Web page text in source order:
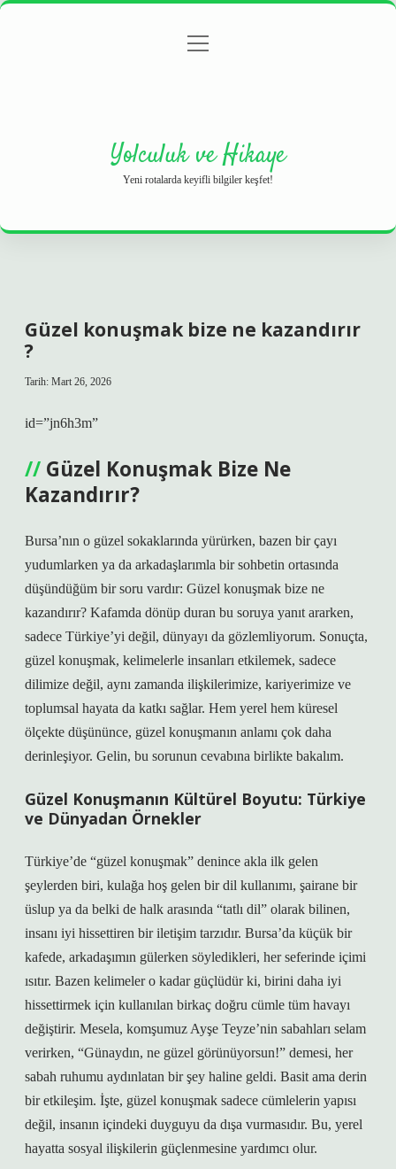
Gizlilik Politikası
menüyü
Yolculuk ve Hikaye
Yeni rotalarda keyifli bilgiler keşfet!
Güzel konuşmak bize ne kazandırır
?
Tarih: Mart 26, 2026
id=”jn6h3m”
Güzel Konuşmak Bize Ne
Kazandırır?
Bursa’nın o güzel sokaklarında yürürken, bazen bir çayı
yudumlarken ya da arkadaşlarımla bir sohbetin ortasında
düşündüğüm bir soru vardır: Güzel konuşmak bize ne
kazandırır? Kafamda dönüp duran bu soruya yanıt ararken,
sadece Türkiye’yi değil, dünyayı da gözlemliyorum. Sonuçta,
güzel konuşmak, kelimelerle insanları etkilemek, sadece
dilimize değil, aynı zamanda ilişkilerimize, kariyerimize ve
toplumsal hayata da katkı sağlar. Hem yerel hem küresel
ölçekte düşününce, güzel konuşmanın anlamı çok daha
derinleşiyor. Gelin, bu sorunun cevabına birlikte bakalım.
Güzel Konuşmanın Kültürel Boyutu: Türkiye
ve Dünyadan Örnekler
Türkiye’de “güzel konuşmak” denince akla ilk gelen
şeylerden biri, kulağa hoş gelen bir dil kullanımı, şairane bir
üslup ya da belki de halk arasında “tatlı dil” olarak bilinen,
insanı iyi hissettiren bir iletişim tarzıdır. Bursa’da küçük bir
kafede, arkadaşımın gülerken söyledikleri, her seferinde içimi
ısıtır. Bazen kelimeler o kadar güçlüdür ki, birini daha iyi
hissettirmek için kullanılan birkaç doğru cümle tüm havayı
değiştirir. Mesela, komşumuz Ayşe Teyze’nin sabahları selam
verirken, “Günaydın, ne güzel görünüyorsun!” demesi, her
sabah ruhumu aydınlatan bir şey haline geldi. Basit ama derin
bir etkileşim. İşte, güzel konuşmak sadece cümlelerin yapısı
değil, insanın içindeki duyguyu da dışa vurmasıdır. Bu, yerel
hayatta sosyal ilişkilerin güçlenmesine yardımcı olur.